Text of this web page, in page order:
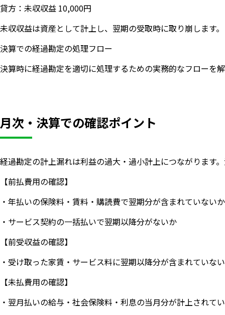
貸方：未収収益 10,000円
未収収益は資産として計上し、翌期の受取時に取り崩します。
決算での経過勘定の処理フロー
決算時に経過勘定を適切に処理するための実務的なフローを
月次・決算での確認ポイント
経過勘定の計上漏れは利益の過大・過小計上につながります
【前払費用の確認】
・年払いの保険料・賃料・購読費で翌期分が含まれていないか
・サービス契約の一括払いで翌期以降分がないか
【前受収益の確認】
・受け取った家賃・サービス料に翌期以降分が含まれていな
【未払費用の確認】
・翌月払いの給与・社会保険料・利息の当月分が計上されて